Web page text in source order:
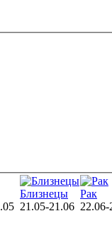
Близнецы
21.05-21.06
Рак
22.06-